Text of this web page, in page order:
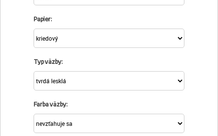
Papier:
Typ väzby:
Farba väzby: